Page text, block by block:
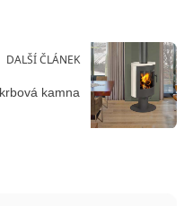
DALŠÍ ČLÁNEK
kamna